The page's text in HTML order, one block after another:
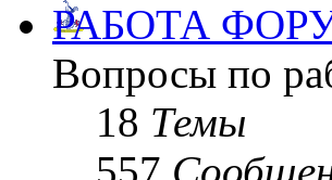
РАБОТА
Вопросы по
18 Темы